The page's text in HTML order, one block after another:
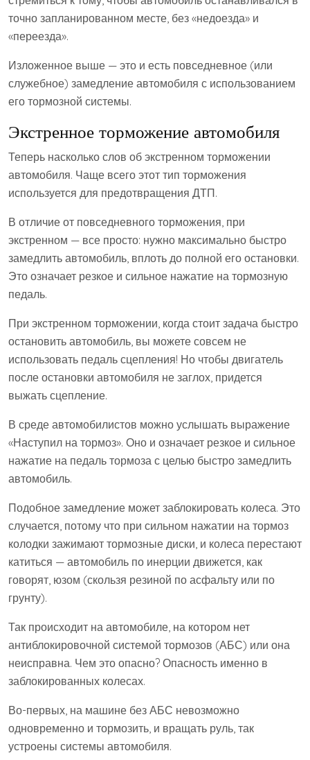
точно запланированном месте, без «недоезда» и
«переезда».
Изложенное выше — это и есть повседневное (или
служебное) замедление автомобиля с использованием
его тормозной системы.
Экстренное торможение автомобиля
Теперь насколько слов об экстренном торможении
автомобиля. Чаще всего этот тип торможения
используется для предотвращения ДТП.
В отличие от повседневного торможения, при
экстренном — все просто: нужно максимально быстро
замедлить автомобиль, вплоть до полной его остановки.
Это означает резкое и сильное нажатие на тормозную
педаль.
При экстренном торможении, когда стоит задача быстро
остановить автомобиль, вы можете совсем не
использовать педаль сцепления! Но чтобы двигатель
после остановки автомобиля не заглох, придется
выжать сцепление.
В среде автомобилистов можно услышать выражение
«Наступил на тормоз». Оно и означает резкое и сильное
нажатие на педаль тормоза с целью быстро замедлить
автомобиль.
Подобное замедление может заблокировать колеса. Это
случается, потому что при сильном нажатии на тормоз
колодки зажимают тормозные диски, и колеса перестают
катиться — автомобиль по инерции движется, как
говорят, юзом (скользя резиной по асфальту или по
грунту).
Так происходит на автомобиле, на котором нет
антиблокировочной системой тормозов (АБС) или она
неисправна. Чем это опасно? Опасность именно в
заблокированных колесах.
Во-первых, на машине без АБС невозможно
одновременно и тормозить, и вращать руль, так
устроены системы автомобиля.